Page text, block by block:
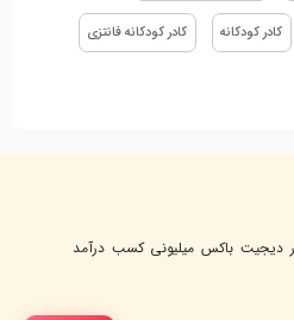
کادر کودکانه کادر کودکانه فانتزی
دیجیت باکس میلیونی کسب درآمد